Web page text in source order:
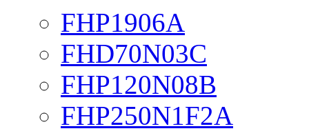
FHP1906A
FHD70N03C
FHP120N08B
FHP250N1F2A